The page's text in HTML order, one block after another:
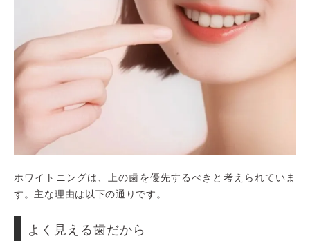
ホワイトニングは、上の歯を優先するべきと考えられていま
す。主な理由は以下の通りです。
よく見える歯だから